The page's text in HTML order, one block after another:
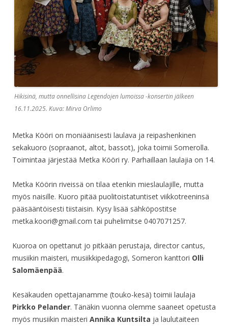
Hikisinä, mutta onnellisina Legendojen lumoissa -konsertin jälkeen
16.11.2025. Kuva: Mirva Orlimo
Metka Kööri on moniäänisesti laulava ja reipashenkinen
sekakuoro (sopraanot, altot, bassot), joka toimii Somerolla.
Toimintaa järjestää Metka Kööri ry. Parhaillaan laulajia on 14.
Metka Köörin riveissä on tilaa etenkin mieslaulajille, mutta
myös naisille. Kuoro pitää puolitoistatuntiset viikkotreeninsä
pääsääntöisesti tiistaisin. Kysy lisää sähköpostitse
metka.koori@gmail.com tai puhelimitse 0407071257.
Kuoroa on opettanut jo pitkään perustaja, director cantus,
musiikin maisteri, musiikkipedagogi, Someron kanttori Olli
Salomäenpää.
Kesäkauden opettajanamme (touko-kesä) toimii laulaja
Pirkko Pelander. Tänäkin vuonna olemme saaneet opetusta
myös musiikin maisteri Annika Kuntsilta ja laulutaiteen